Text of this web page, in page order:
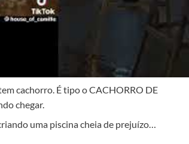
cachorro. É tipo o CACHORRO DE
chegar.
uma piscina cheia de prejuízo…